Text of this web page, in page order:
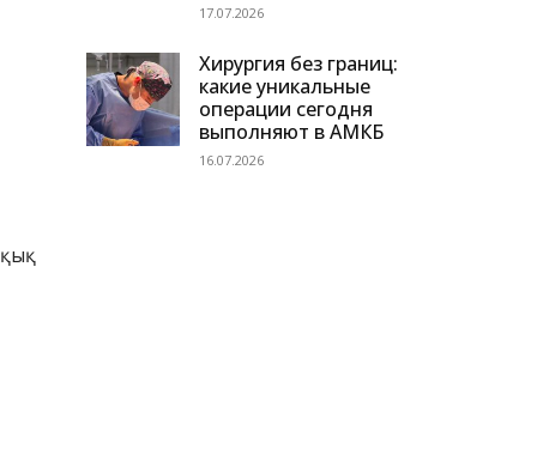
17.07.2026
Хирургия без границ:
какие уникальные
операции сегодня
выполняют в АМКБ
16.07.2026